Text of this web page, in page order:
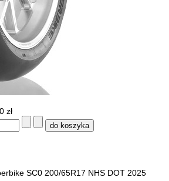
zł
SC0 200/65R17 NHS DOT 2025